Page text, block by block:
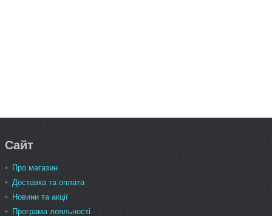
Сайт
Про магазин
Доставка та оплата
Новини та акції
Програма лояльності